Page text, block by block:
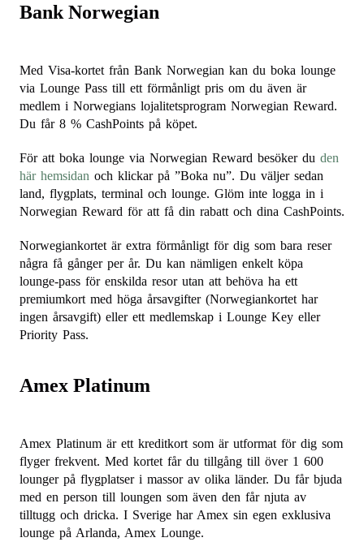
Bank Norwegian
Med Visa-kortet från Bank Norwegian kan du boka lounge
via Lounge Pass till ett förmånligt pris om du även är
medlem i Norwegians lojalitetsprogram Norwegian Reward.
Du får 8 % CashPoints på köpet.
För att boka lounge via Norwegian Reward besöker du den
här hemsidan och klickar på ”Boka nu”. Du väljer sedan
land, flygplats, terminal och lounge. Glöm inte logga in i
Norwegian Reward för att få din rabatt och dina CashPoints.
Norwegiankortet är extra förmånligt för dig som bara reser
några få gånger per år. Du kan nämligen enkelt köpa
lounge-pass för enskilda resor utan att behöva ha ett
premiumkort med höga årsavgifter (Norwegiankortet har
ingen årsavgift) eller ett medlemskap i Lounge Key eller
Priority Pass.
Amex Platinum
Amex Platinum är ett kreditkort som är utformat för dig som
flyger frekvent. Med kortet får du tillgång till över 1 600
lounger på flygplatser i massor av olika länder. Du får bjuda
med en person till loungen som även den får njuta av
tilltugg och dricka. I Sverige har Amex sin egen exklusiva
lounge på Arlanda, Amex Lounge.